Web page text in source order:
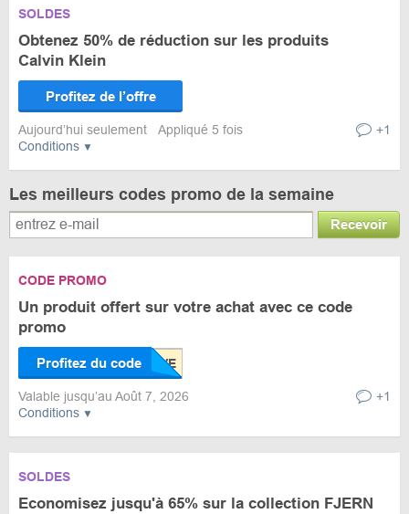
Conditions
SOLDES
Obtenez 50% de réduction sur les produits
Calvin Klein
Profitez de l’offre
Aujourd’hui seulement Appliqué 5 fois +1
Les meilleurs codes promo de la semaine
Recevoir
Conditions
CODE PROMO
Un produit offert sur votre achat avec ce code
promo
Profitez du code
Valable jusqu’au Août 7, 2026 +1
SOLDES
Economisez jusqu'à 65% sur la collection FJERN